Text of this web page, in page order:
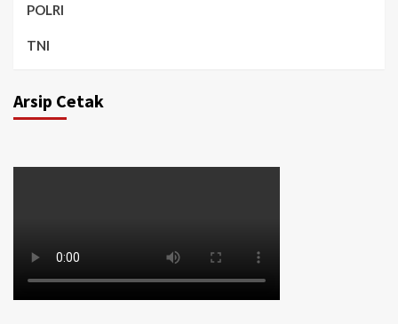
POLRI
TNI
Arsip Cetak